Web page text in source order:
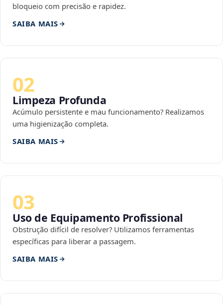
bloqueio com precisão e rapidez.
SAIBA MAIS
02
Limpeza Profunda
Acúmulo persistente e mau funcionamento? Realizamos
uma higienização completa.
SAIBA MAIS
03
Uso de Equipamento Profissional
Obstrução difícil de resolver? Utilizamos ferramentas
específicas para liberar a passagem.
SAIBA MAIS